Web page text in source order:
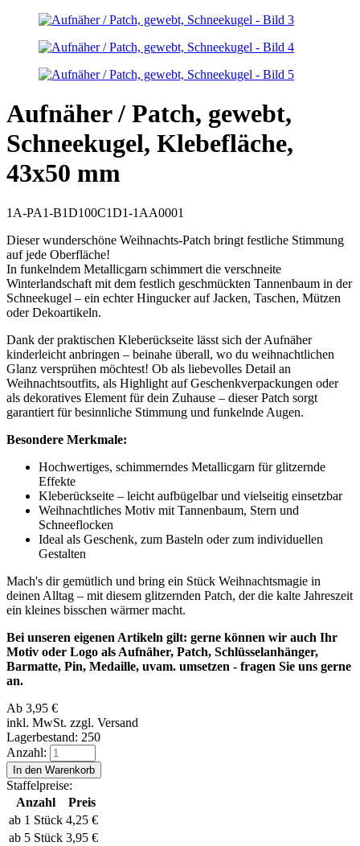
Aufnäher / Patch, gewebt,
Schneekugel, Klebefläche,
43x50 mm
1A-PA1-B1D100C1D1-1AA0001
Dieser wunderschöne Weihnachts-Patch bringt festliche Stimmung
auf jede Oberfläche!
In funkelndem Metallicgarn schimmert die verschneite
Winterlandschaft mit dem festlich geschmückten Tannenbaum in der
Schneekugel – ein echter Hingucker auf Jacken, Taschen, Mützen
oder Dekoartikeln.
Dank der praktischen Kleberückseite lässt sich der Aufnäher
kinderleicht anbringen – beinahe überall, wo du weihnachtlichen
Glanz versprühen möchtest! Ob als liebevolles Detail an
Weihnachtsoutfits, als Highlight auf Geschenkverpackungen oder
als dekoratives Element für dein Zuhause – dieser Patch sorgt
garantiert für besinnliche Stimmung und funkelnde Augen.
Besondere Merkmale:
Hochwertiges, schimmerndes Metallicgarn für glitzernde
Effekte
Kleberückseite – leicht aufbügelbar und vielseitig einsetzbar
Weihnachtliches Motiv mit Tannenbaum, Stern und
Schneeflocken
Ideal als Geschenk, zum Basteln oder zum individuellen
Gestalten
Mach's dir gemütlich und bring ein Stück Weihnachtsmagie in
deinen Alltag – mit diesem glitzernden Patch, der die kalte Jahreszeit
ein kleines bisschen wärmer macht.
Bei unseren eigenen Artikeln gilt: gerne können wir auch Ihr
Motiv oder Logo als Aufnäher, Patch, Schlüsselanhänger,
Barmatte, Pin, Medaille, uvam. umsetzen - fragen Sie uns gerne
an.
Ab 3,95 €
inkl. MwSt. zzgl. Versand
Lagerbestand: 250
Anzahl:
Staffelpreise:
Anzahl
Preis
ab 1 Stück 4,25 €
ab 5 Stück 3,95 €